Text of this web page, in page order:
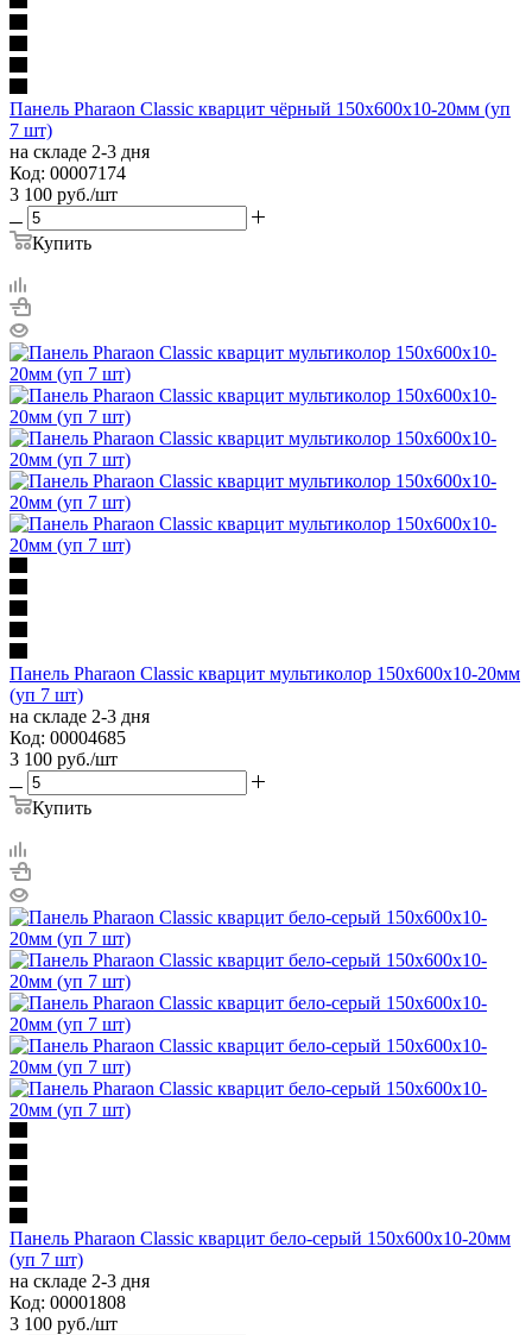
Панель Pharaon Classic кварцит чёрный 150х600х10-20мм (уп
7 шт)
на складе 2-3 дня
Код: 00007174
3 100 руб./шт
Купить
Панель Pharaon Classic кварцит мультиколор 150х600х10-20мм
(уп 7 шт)
на складе 2-3 дня
Код: 00004685
3 100 руб./шт
Купить
Панель Pharaon Classic кварцит бело-серый 150х600х10-20мм
(уп 7 шт)
на складе 2-3 дня
Код: 00001808
3 100 руб./шт